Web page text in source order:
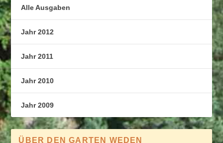
Alle Ausgaben
Jahr 2012
Jahr 2011
Jahr 2010
Jahr 2009
ÜBER DEN GARTEN WEDEN